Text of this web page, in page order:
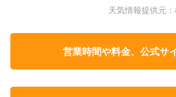
天気情報提供元
営業時間や料金、公式サ